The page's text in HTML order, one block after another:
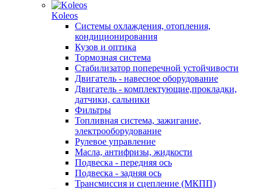
Koleos
Системы охлаждения, отопления,
кондиционирования
Кузов и оптика
Тормозная система
Стабилизатор поперечной устойчивости
Двигатель - навесное оборудование
Двигатель - комплектующие,прокладки,
датчики, сальники
Фильтры
Топливная система, зажигание,
электрооборудование
Рулевое управление
Масла, антифризы, жидкости
Подвеска - передняя ось
Подвеска - задняя ось
Трансмиссия и сцепление (МКПП)